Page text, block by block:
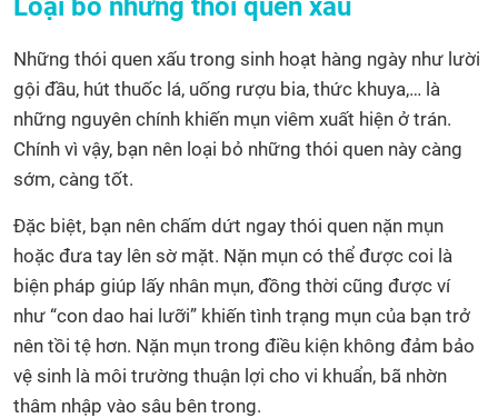
Loại bỏ những thói quen xấu
Những thói quen xấu trong sinh hoạt hàng ngày như lười
gội đầu, hút thuốc lá, uống rượu bia, thức khuya,… là
những nguyên chính khiến mụn viêm xuất hiện ở trán.
Chính vì vậy, bạn nên loại bỏ những thói quen này càng
sớm, càng tốt.
Đặc biệt, bạn nên chấm dứt ngay thói quen nặn mụn
hoặc đưa tay lên sờ mặt. Nặn mụn có thể được coi là
biện pháp giúp lấy nhân mụn, đồng thời cũng được ví
như “con dao hai lưỡi” khiến tình trạng mụn của bạn trở
nên tồi tệ hơn. Nặn mụn trong điều kiện không đảm bảo
vệ sinh là môi trường thuận lợi cho vi khuẩn, bã nhờn
thâm nhập vào sâu bên trong.